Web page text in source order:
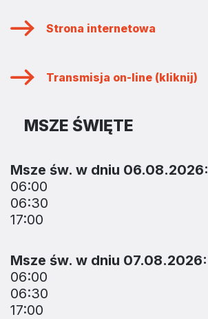
Strona internetowa
Transmisja on-line (kliknij)
MSZE ŚWIĘTE
Msze św. w dniu 06.08.2026:
06:00
06:30
17:00
Msze św. w dniu 07.08.2026:
06:00
06:30
17:00